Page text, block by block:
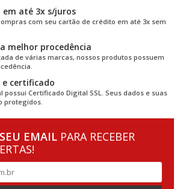
em até 3x s/juros
com seu cartão de crédito em até 3x sem
melhor procedência
de várias marcas, nossos produtos possuem
e certificado
possui Certificado Digital SSL. Seus dados e suas
protegidos.
EMAIL PARA RECEBER